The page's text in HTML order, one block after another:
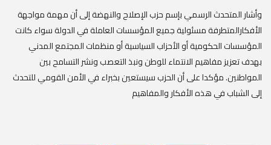
وأشار المتحدث الرسمي بإسم حزب الإصلاح والنهضة إلى أن مهمة مواجهة
الأفكارالمتطرفة مسئولية جميع المؤسسات العاملة في الدولة سواء كانت
المؤسسات الحكومية أو الأحزاب السياسية أو منظمات المجتمع المدني
بهدف تعزيز مفاهيم الانتماء للوطن ونبذ التعصب ونشر التسامح بين
المواطنين. مؤكدا على أن الحزب سيستعين بخبراء في الأمن القومي للتحدث
إلى الشباب في هذه الأفكار والمفاهيم